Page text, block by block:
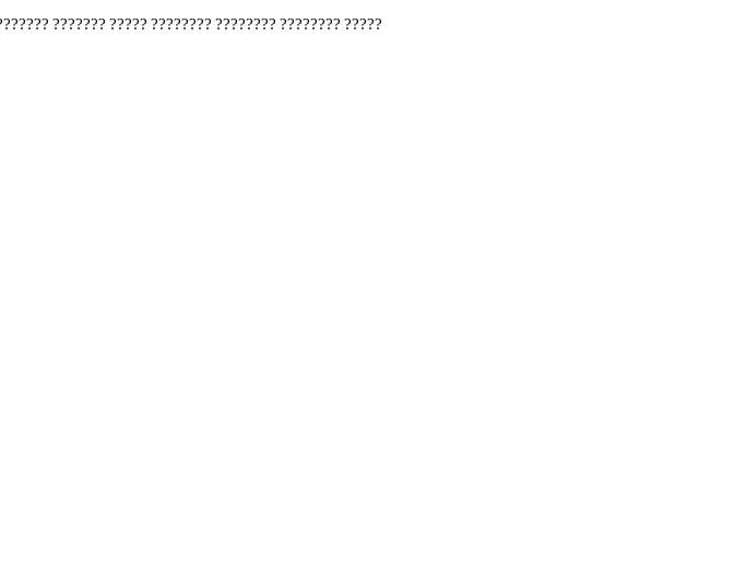
??????? ????? ???????? ???????? ???????? ?????